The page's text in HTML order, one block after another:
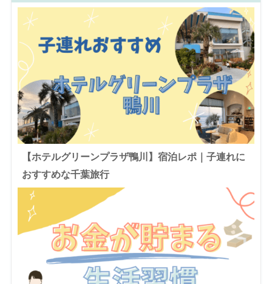
【ホテルグリーンプラザ鴨川】宿泊レポ｜子連れに
おすすめな千葉旅行